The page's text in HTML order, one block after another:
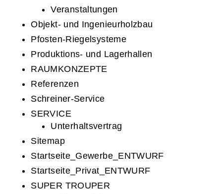
Veranstaltungen
Objekt- und Ingenieurholzbau
Pfosten-Riegelsysteme
Produktions- und Lagerhallen
RAUMKONZEPTE
Referenzen
Schreiner-Service
SERVICE
Unterhaltsvertrag
Sitemap
Startseite_Gewerbe_ENTWURF
Startseite_Privat_ENTWURF
SUPER TROUPER